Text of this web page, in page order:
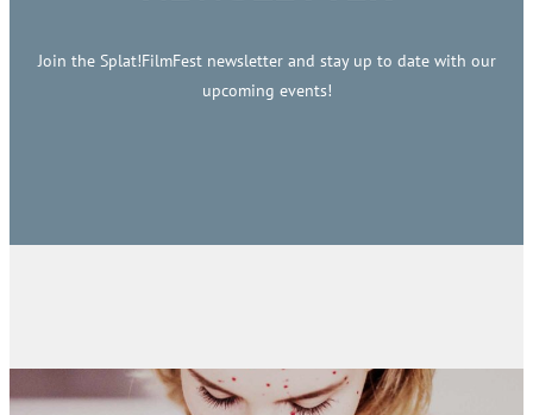
Join the Splat!FilmFest newsletter and stay up to date with our
upcoming events!